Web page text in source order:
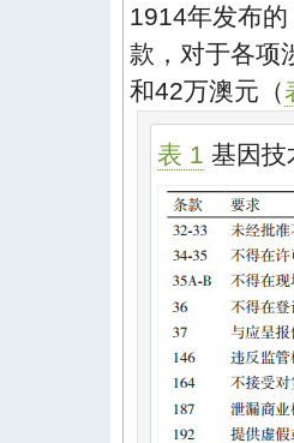
1914年发布
款，对于各项
和42万澳元（
表 1 基因技